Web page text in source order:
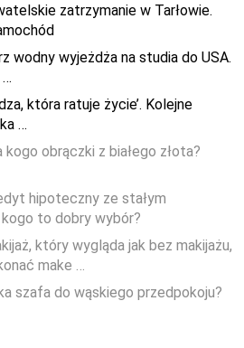
zatrzymanie w Tarłowie.
wodny wyjeżdża na studia do USA.
…
która ratuje życie’. Kolejne
…
kogo obrączki z białego złota?
hipoteczny ze stałym
to dobry wybór?
który wygląda jak bez makijażu,
make …
szafa do wąskiego przedpokoju?